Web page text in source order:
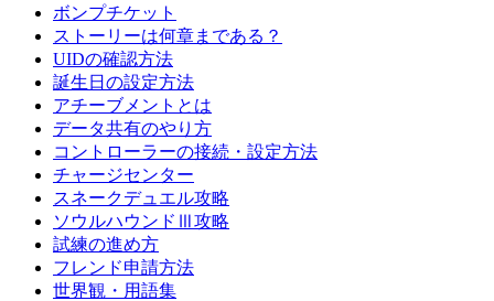
ボンプチケット
ストーリーは何章まである？
UIDの確認方法
誕生日の設定方法
アチーブメントとは
データ共有のやり方
コントローラーの接続・設定方法
チャージセンター
スネークデュエル攻略
ソウルハウンドⅢ攻略
試練の進め方
フレンド申請方法
世界観・用語集